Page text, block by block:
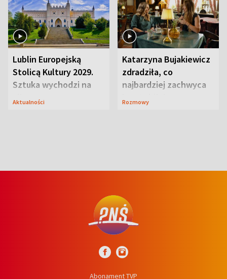
Lublin Europejską
Stolicą Kultury 2029.
Sztuka wychodzi na
ulice
Aktualności
Katarzyna Bujakiewicz
zdradziła, co
najbardziej zachwyca
ją w Lublinie
Rozmowy
Abonament TVP